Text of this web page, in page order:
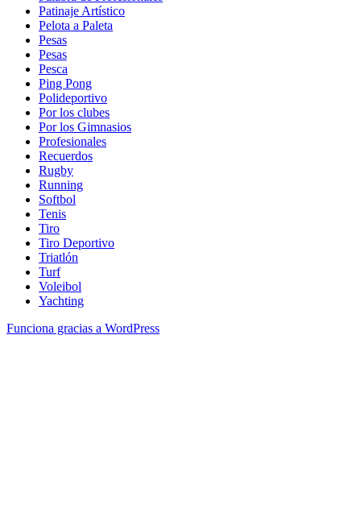
Patinaje Artístico
Pelota a Paleta
Pesas
Pesas
Pesca
Ping Pong
Polideportivo
Por los clubes
Por los Gimnasios
Profesionales
Recuerdos
Rugby
Running
Softbol
Tenis
Tiro
Tiro Deportivo
Triatlón
Turf
Voleibol
Yachting
Funciona gracias a WordPress